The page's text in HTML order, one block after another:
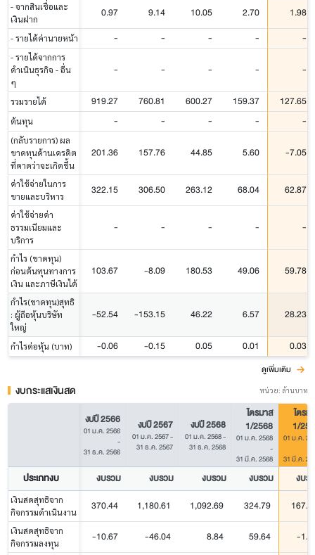
- จากสินเชื่อและ
เงินฝาก
0.97 9.14 10.05 2.70 1.98
- รายได้ค่านายหน้า - - - - -
- รายได้จากการ
ดำเนินธุรกิจ - อื่น
ๆ
- - - - -
รวมรายได้ 919.27 760.81 600.27 159.37 127.65
ต้นทุน - - - - -
(กลับรายการ) ผล
ขาดทุนด้านเครดิต
ที่คาดว่าจะเกิดขึ้น
201.36 157.76 44.85 5.60 -7.05
ค่าใช้จ่ายในการ
ขายและบริหาร
322.15 306.50 263.12 68.04 62.87
ค่าใช้จ่ายค่า
ธรรมเนียมและ
บริการ
- - - - -
กำไร (ขาดทุน)
ก่อนต้นทุนทางการ
เงิน และภาษีเงินได้
103.67 -8.09 180.53 49.06 59.78
กำไร(ขาดทุน)สุทธิ
: ผู้ถือหุ้นบริษัท
ใหญ่
-52.54 -153.15 46.22 6.57 28.23
กำไรต่อหุ้น (บาท) -0.06 -0.15 0.05 0.01 0.03
ดูเพิ่มเติม
งบกระแสเงินสด หน่วย: ล้านบาท
งบปี 2566
01 ม.ค. 2566
-
31 ธ.ค. 2566
งบปี 2567
01 ม.ค. 2567-
31 ธ.ค. 2567
งบปี 2568
01 ม.ค. 2568-
31 ธ.ค. 2568
ไตรมาส
1/2568
01 ม.ค. 2568
-
31 มี.ค. 2568
ไตรม
1/
01 ม.ค.
31 มี.ค.
ประเภทงบ งบรวม งบรวม งบรวม งบรวม งบร
เงินสดสุทธิจาก
กิจกรรมดำเนินงาน
370.44 1,180.61 1,092.69 324.79
เงินสดสุทธิจาก
กิจกรรมลงทุน
-10.67 -46.04 8.84 59.64 -